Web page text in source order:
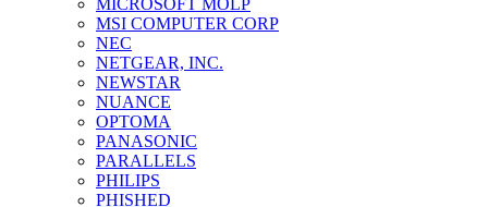
MSI COMPUTER CORP
NEC
NETGEAR, INC.
NEWSTAR
NUANCE
OPTOMA
PANASONIC
PARALLELS
PHILIPS
PHISHED